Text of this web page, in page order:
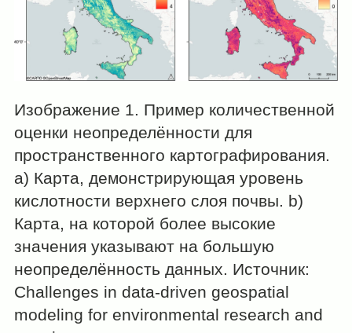
Изображение 1. Пример количественной
оценки неопределённости для
пространственного картографирования.
а) Карта, демонстрирующая уровень
кислотности верхнего слоя почвы. b)
Карта, на которой более высокие
значения указывают на большую
неопределённость данных. Источник:
Challenges in data-driven geospatial
modeling for environmental research and